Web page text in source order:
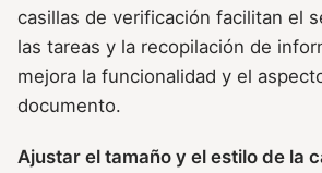
casillas de verificación facilitan el
las tareas y la recopilación de
mejora la funcionalidad y el
documento.
Ajustar el tamaño y el estilo de la